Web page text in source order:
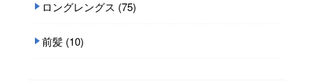
ロングレングス (75)
前髪 (10)